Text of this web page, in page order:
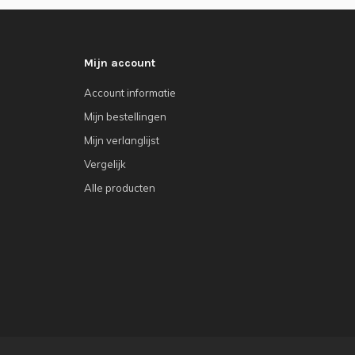
Mijn account
Account informatie
Mijn bestellingen
Mijn verlanglijst
Vergelijk
Alle producten